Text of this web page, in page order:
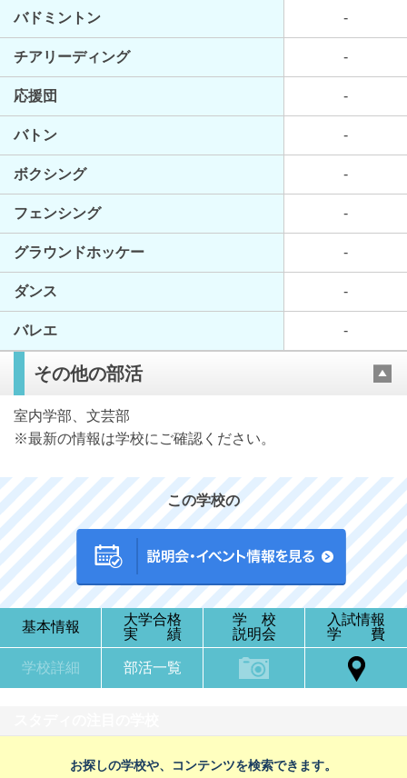
バドミントン -
チアリーディング -
応援団 -
バトン -
ボクシング -
フェンシング -
グラウンドホッケー -
ダンス -
バレエ -
その他の部活
室内学部、文芸部
※最新の情報は学校にご確認ください。
この学校の
基本情報
大学合格
実 績
学 校
説明会
入試情報
学 費
学校詳細 部活一覧
お探しの学校や、コンテンツを検索できます。